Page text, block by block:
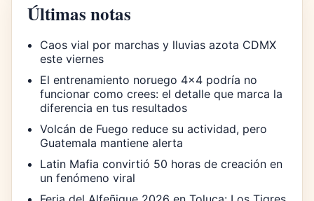
Últimas notas
Caos vial por marchas y lluvias azota CDMX
este viernes
El entrenamiento noruego 4×4 podría no
funcionar como crees: el detalle que marca la
diferencia en tus resultados
Volcán de Fuego reduce su actividad, pero
Guatemala mantiene alerta
Latin Mafia convirtió 50 horas de creación en
un fenómeno viral